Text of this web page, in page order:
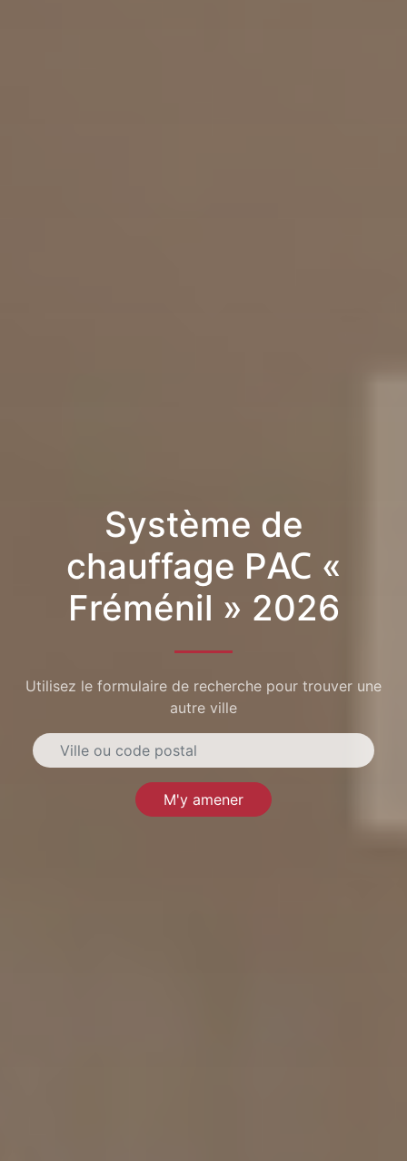
Système de
chauffage PAC «
Fréménil » 2026
Utilisez le formulaire de recherche pour trouver une
autre ville
M'y amener